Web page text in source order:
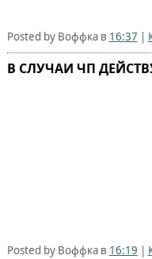
Posted by Воффка в 16:37
В СЛУЧАИ ЧП
Posted by Воффка в 16:19